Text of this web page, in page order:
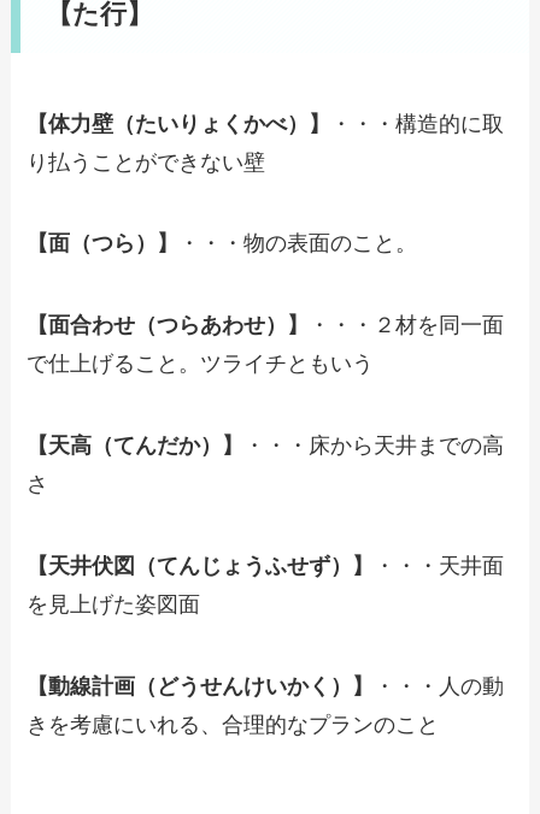
【た行】
【体力壁（たいりょくかべ）】
・・・構造的に取
り払うことができない壁
【面（つら）】 ・・・物の表面のこと。
【面合わせ（つらあわせ）】
・・・２材を同一面
で仕上げること。ツライチともいう
【天高（てんだか）】
・・・床から天井までの高
さ
【天井伏図（てんじょうふせず）】
・・・天井面
を見上げた姿図面
【動線計画（どうせんけいかく）】
・・・人の動
きを考慮にいれる、合理的なプランのこと